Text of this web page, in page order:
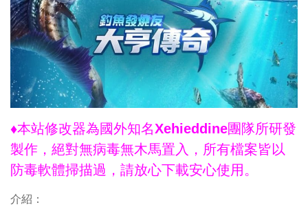
♦本站修改器為國外知名Xehieddine團隊所研發
製作，絕對無病毒無木馬置入，所有檔案皆以
防毒軟體掃描過，請放心下載安心使用。
介紹：